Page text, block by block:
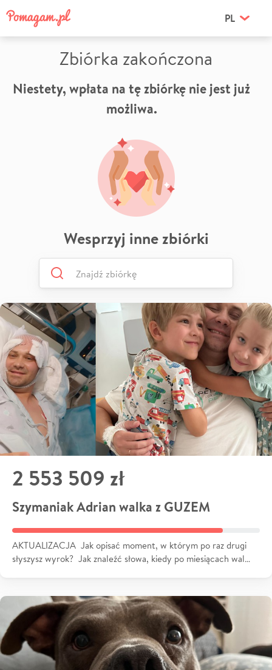
PL
Zbiórka zakończona
Niestety, wpłata na tę zbiórkę nie jest już
możliwa.
Wesprzyj inne zbiórki
2 553 509 zł
Szymaniak Adrian walka z GUZEM
AKTUALIZACJA Jak opisać moment, w którym po raz drugi
słyszysz wyrok? Jak znaleźć słowa, kiedy po miesiącach wal…